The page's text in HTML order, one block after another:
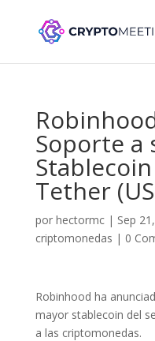
Soporte a
Tether
por hectormc| Sep
criptomonedas | 0
Robinhood ha
mayor stablecoin del
a las criptomonedas.